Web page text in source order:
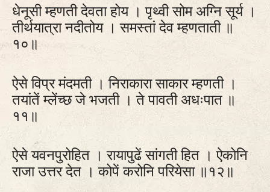
धेनूसी म्हणती देवता होय । पृथ्वी सोम अग्नि सूर्य ।
तीर्थयात्रा नदीतोय । समस्तां देव म्हणताती ॥
१०॥
ऐसे विप्र मंदमती । निराकारा साकार म्हणती ।
तयांतें म्लेंच्छ जे भजती । ते पावती अधःपात ॥
११॥
ऐसे यवनपुरोहित । रायापुढें सांगती हित । ऐकोनि
राजा उत्तर देत । कोपें करोनि परियेसा ॥१२॥